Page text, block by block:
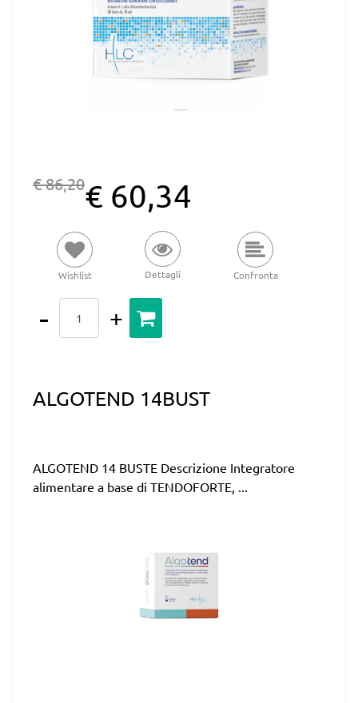
€ 86,20€ 60,34
Wishlist Dettagli Confronta
ALGOTEND 14BUST
ALGOTEND 14 BUSTE Descrizione Integratore
alimentare a base di TENDOFORTE, ...